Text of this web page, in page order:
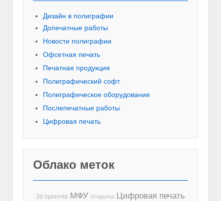
Дизайн в полиграфии
Допечатные работы
Новости полиграфии
Офсетная печать
Печатная продукция
Полиграфический софт
Полиграфическое оборудование
Послепечатные работы
Цифровая печать
Облако меток
3d принтер МФУ Открытка Цифровая печать